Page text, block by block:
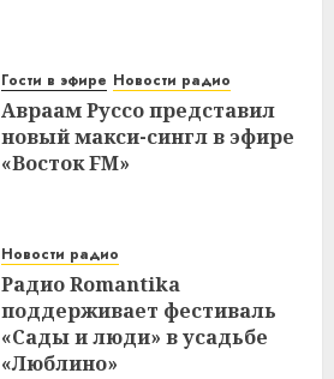
Гости в эфире Новости радио
Авраам Руссо представил
новый макси-сингл в эфире
«Восток FM»
Новости радио
Радио Romantika
поддерживает фестиваль
«Сады и люди» в усадьбе
«Люблино»